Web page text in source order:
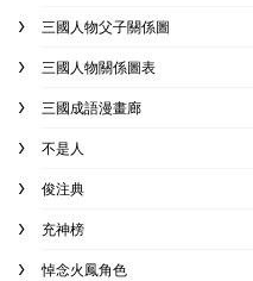
三國人物父子關係圖
三國人物關係圖表
三國成語漫畫廊
不是人
俊注典
充神榜
悼念火鳳角色